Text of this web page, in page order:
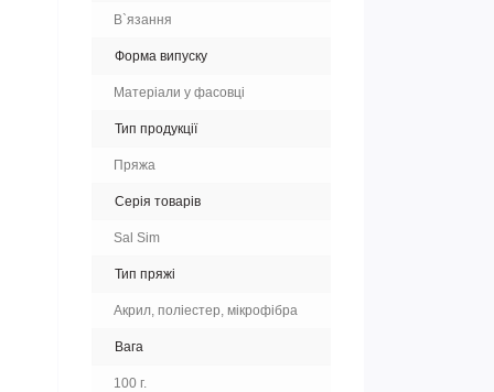
В`язання
Форма випуску
Матеріали у фасовці
Тип продукції
Пряжа
Серія товарів
Sal Sim
Тип пряжі
Акрил, поліестер, мікрофібра
Вага
100 г.